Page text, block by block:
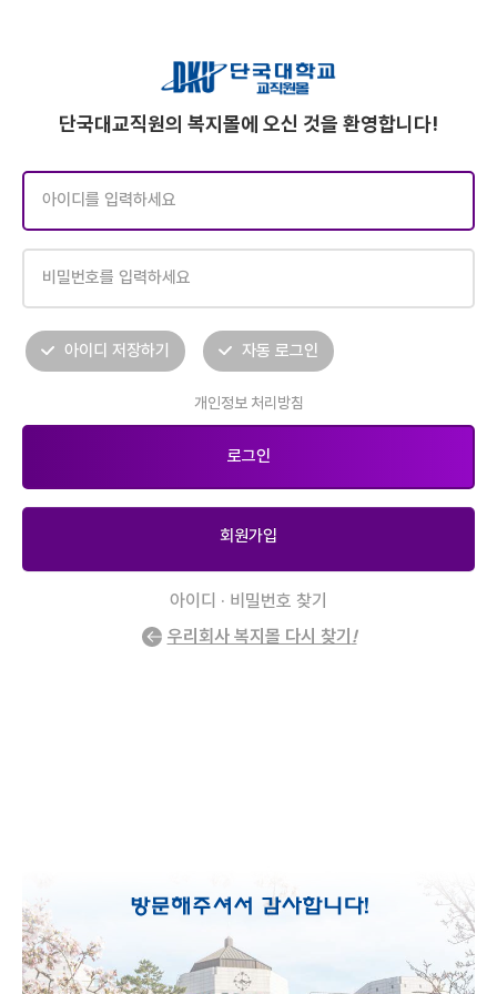
단국대교직원의 복지몰에 오신 것을 환영합니다!
아이디 저장하기 자동 로그인
개인정보 처리방침
회원가입
아이디 · 비밀번호 찾기
우리회사 복지몰 다시 찾기 !